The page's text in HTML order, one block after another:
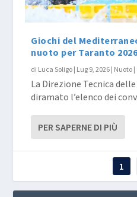
Giochi del
nuoto per Taranto
di Luca Soligo | Lug 9, 2026 | Nuoto |
La Direzione Tecnica
diramato l’elenco dei
PER SAPERNE DI PIÙ
1